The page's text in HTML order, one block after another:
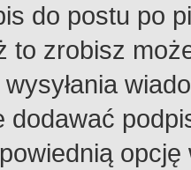
do postu po
to zrobisz
dodawać